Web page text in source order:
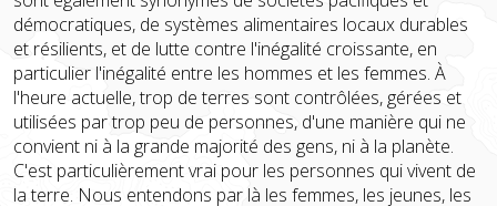
démocratiques, de systèmes alimentaires locaux durables
et résilients, et de lutte contre l'inégalité croissante, en
particulier l'inégalité entre les hommes et les femmes. À
l'heure actuelle, trop de terres sont contrôlées, gérées et
utilisées par trop peu de personnes, d'une manière qui ne
convient ni à la grande majorité des gens, ni à la planète.
C'est particulièrement vrai pour les personnes qui vivent de
la terre. Nous entendons par là les femmes, les jeunes, les